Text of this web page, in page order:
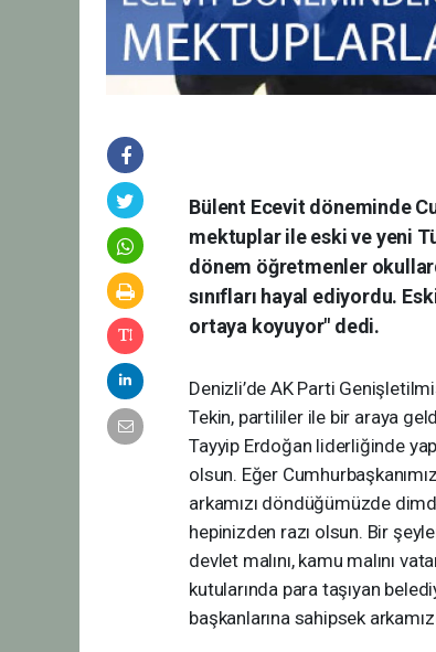
Bülent Ecevit döneminde
mektuplar ile eski ve yeni
dönem öğretmenler
sınıfları hayal ediyordu.
ortaya koyuyor" dedi.
Denizli’de AK Parti
Tekin, partililer ile bir araya
Tayyip Erdoğan liderliğinde
olsun. Eğer
arkamızı döndüğümüzde
hepinizden razı olsun. Bir
devlet malını, kamu malını
kutularında para taşıyan
başkanlarına sahipsek